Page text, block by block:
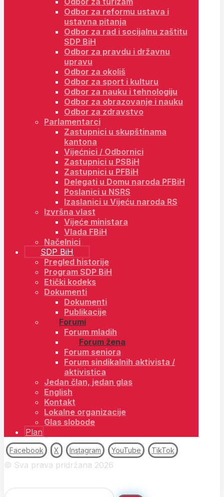
Odbor za reformu ustava i
ustavna pitanja
Odbor za rad i socijalnu zaštitu
SDP BiH
Odbor za pravdu i državnu
upravu
Odbor za okoliš
Odbor za sport i kulturu
Odbor za nauku i tehnologiju
Odbor za obrazovanje i nauku
Odbor za zdravstvo
Parlamentarci
Zastupnici u skupštinama
kantona
Vijećnici / Odbornici
Zastupnici u PSBiH
Zastupnici u PFBiH
Delegati u Domu naroda PFBiH
Poslanici u NSRS
Izaslanici u Vijeću naroda RS
Izvršna vlast
Vijeće ministara
Vlada FBiH
Načelnici
SDP BiH
Pregled historije
Program SDP BiH
Etički kodeks
Dokumenti
Dokumenti
Publikacije
Forumi
Forum mladih
Forum žena
Forum seniora
Forum sindikalnih aktivista /
aktivistica
Jedan član, jedan glas
English
Kontakt
Lokalne organizacije
Glas slobode
Plan
Facebook X Instagram YouTube TikTok
© Sva prava pridržana 2026